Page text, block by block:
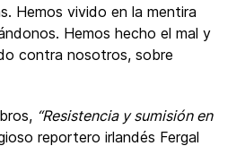
Hemos vivido en la mentira
Hemos hecho el mal y
contra nosotros, sobre
“Resistencia y sumisión en
reportero irlandés Fergal